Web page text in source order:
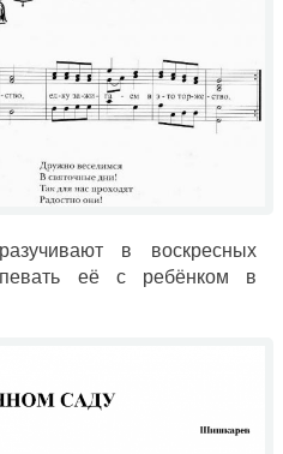
в воскресных
её с ребёнком в